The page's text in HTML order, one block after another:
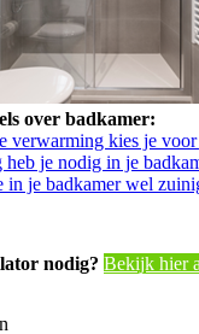
over badkamer:
verwarming kies je
je nodig in je
in je badkamer wel
nodig? Bekijk hier